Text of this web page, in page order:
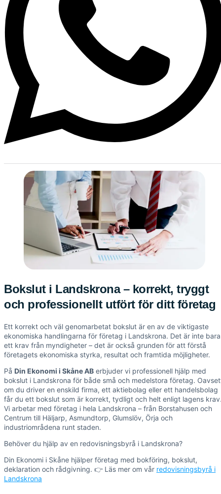
Bokslut i Landskrona – korrekt, tryggt
och professionellt utfört för ditt företag
Ett korrekt och väl genomarbetat bokslut är en av de viktigaste
ekonomiska handlingarna för företag i Landskrona. Det är inte bara
ett krav från myndigheter – det är också grunden för att förstå
företagets ekonomiska styrka, resultat och framtida möjligheter.
På Din Ekonomi i Skåne AB erbjuder vi professionell hjälp med
bokslut i Landskrona för både små och medelstora företag.
om du driver en enskild firma, ett aktiebolag eller ett handelsbolag
får du ett bokslut som är korrekt, tydligt och helt enligt lagens
Vi arbetar med företag i hela Landskrona – från Borstahusen och
Centrum till Häljarp, Asmundtorp, Glumslöv, Örja och
industriområdena runt staden.
Behöver du hjälp av en redovisningsbyrå i Landskrona?
Din Ekonomi i Skåne hjälper företag med bokföring, bokslut,
deklaration och rådgivning. 👉 Läs mer om vår redovisningsbyrå i
Landskrona